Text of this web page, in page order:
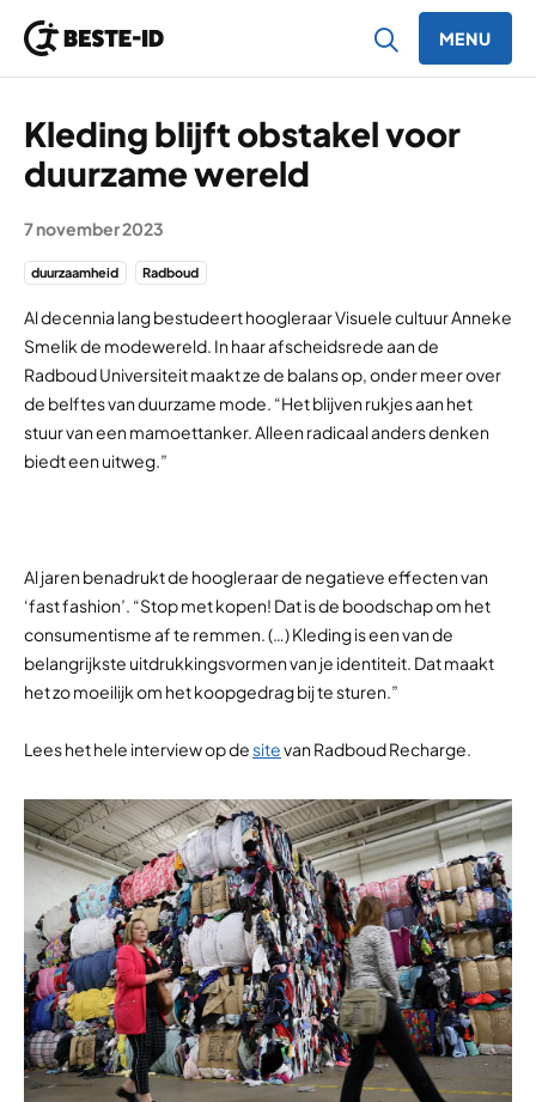
MENU
Kleding blijft obstakel voor
duurzame wereld
7 november 2023
duurzaamheid Radboud
Al decennia lang bestudeert hoogleraar Visuele cultuur Anneke
Smelik de modewereld. In haar afscheidsrede aan de
Radboud Universiteit maakt ze de balans op, onder meer over
de belftes van duurzame mode. “Het blijven rukjes aan het
stuur van een mamoettanker. Alleen radicaal anders denken
biedt een uitweg.”
Al jaren benadrukt de hoogleraar de negatieve effecten van
‘fast fashion’. “Stop met kopen! Dat is de boodschap om het
consumentisme af te remmen. (…) Kleding is een van de
belangrijkste uitdrukkingsvormen van je identiteit. Dat maakt
het zo moeilijk om het koopgedrag bij te sturen.”
Lees het hele interview op desitevan Radboud Recharge.